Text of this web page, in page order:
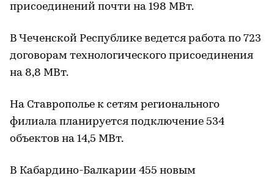
присоединений почти на 198 МВт.
В Чеченской Республике ведется работа по 723
договорам технологического присоединения
на 8,8 МВт.
На Ставрополье к сетям регионального
филиала планируется подключение 534
объектов на 14,5 МВт.
В Кабардино-Балкарии 455 новым